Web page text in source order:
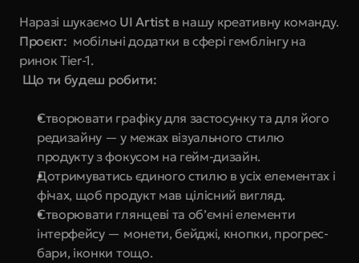
Наразі шукаємо UI Artist в нашу креативну команду.
Проєкт: мобільні додатки в сфері гемблінгу на
ринок Tier-1.
Що ти будеш робити:
Створювати графіку для застосунку та для його
редизайну — у межах візуального стилю
продукту з фокусом на гейм-дизайн.
Дотримуватись єдиного стилю в усіх елементах і
фічах, щоб продукт мав цілісний вигляд.
Створювати глянцеві та об’ємні елементи
інтерфейсу — монети, бейджі, кнопки, прогрес-
бари, іконки тощо.